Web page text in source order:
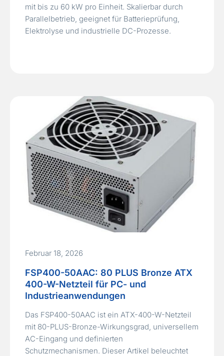
mit bis zu 60 kW pro Einheit. Skalierbar durch
Parallelbetrieb, geeignet für Batterieprüfung,
Elektrolyse und industrielle DC-Prozesse.
Februar 18, 2026
FSP400-50AAC: 80 PLUS Bronze ATX
400-W-Netzteil für PC- und
Industrieanwendungen
Das FSP400-50AAC ist ein ATX-400-W-Netzteil
mit 80-PLUS-Bronze-Wirkungsgrad, universellem
AC-Eingang und definierten
Schutzmechanismen. Dieser Artikel beleuchtet